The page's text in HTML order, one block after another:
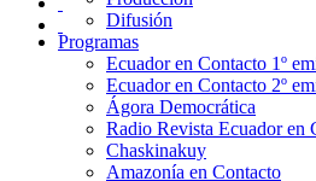
Difusión
Programas
Ecuador en Contacto 1º
Ecuador en Contacto 2º
Ágora Democrática
Radio Revista Ecuador en
Chaskinakuy
Amazonía en Contacto